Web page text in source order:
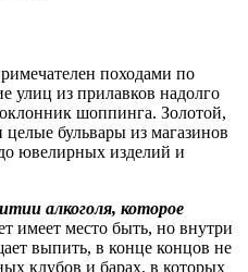
походами по
улиц из прилавков надолго
шоппинга. Золотой,
бульвары из магазинов
ювелирных изделий и
алкоголя, которое
имеет место быть, но внутри
выпить, в конце концов не
клубов и барах, в которых